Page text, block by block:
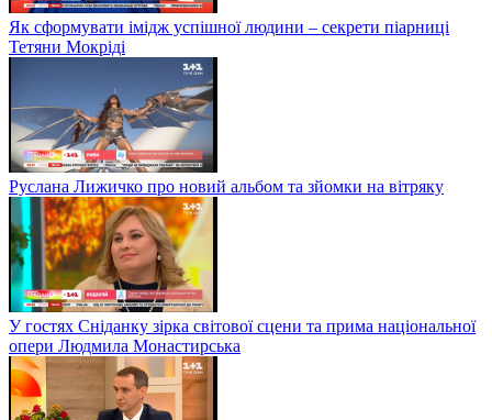
Як сформувати імідж успішної людини – секрети піарниці
Тетяни Мокріді
Руслана Лижичко про новий альбом та зйомки на вітряку
У гостях Сніданку зірка світової сцени та прима національної
опери Людмила Монастирська